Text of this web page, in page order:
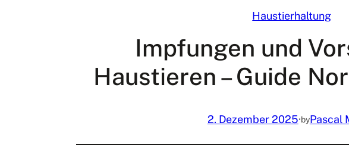
Haustierhaltung
Impfungen und
Haustieren – Guide
2. Dezember 2025·byPascal